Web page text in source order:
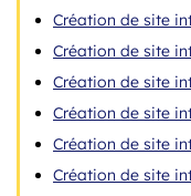
Création de site
Création de site
Création de site
Création de site
Création de site
Création de site